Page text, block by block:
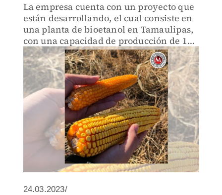
La empresa cuenta con un proyecto que
están desarrollando, el cual consiste en
una planta de bioetanol en Tamaulipas,
con una capacidad de producción de 122
millones de litros al año.
24.03.2023/